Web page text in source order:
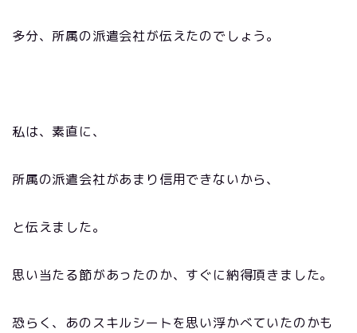
多分、所属の派遣会社が伝えたのでしょう。
私は、素直に、
所属の派遣会社があまり信用できないから、
と伝えました。
思い当たる節があったのか、すぐに納得頂きました。
恐らく、あのスキルシートを思い浮かべていたのかも